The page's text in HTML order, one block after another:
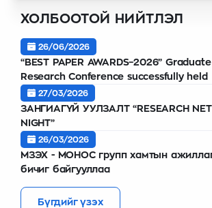
ХОЛБООТОЙ НИЙТЛЭЛ
26/06/2026
“BEST PAPER AWARDS–2026”
Research Conference successfully held
27/03/2026
ЗАНГИАГҮЙ УУЛЗАЛТ “RESEARCH
NIGHT”
26/03/2026
МЗЭХ - МОНОС групп хамтын
бичиг байгууллаа
Бүгдийг үзэх